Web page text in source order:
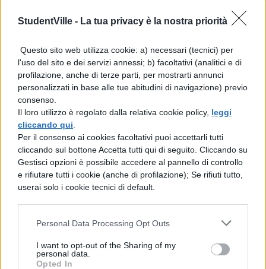
StudentVille - La tua privacy è la nostra priorità
Questo sito web utilizza cookie: a) necessari (tecnici) per
l'uso del sito e dei servizi annessi; b) facoltativi (analitici e di
profilazione, anche di terze parti, per mostrarti annunci
personalizzati in base alle tue abitudini di navigazione) previo
consenso.
Il loro utilizzo è regolato dalla relativa cookie policy, leggi
cliccando qui
Per il consenso ai cookies facoltativi puoi accettarli tutti
cliccando sul bottone Accetta tutti qui di seguito. Cliccando su
Gestisci opzioni è possibile accedere al pannello di controllo
e rifiutare tutti i cookie (anche di profilazione); Se rifiuti tutto,
userai solo i cookie tecnici di default.
Personal Data Processing Opt Outs
I want to opt-out of the Sharing of my
personal data.
Opted In
http://www.webalice.it/alexx
Materie Trattate: Sistemi, Calcolo e
statistica, italiano, storia, informatica,
elettronica
Scarica il contenuto
TI POTREBBE INTERESSARE